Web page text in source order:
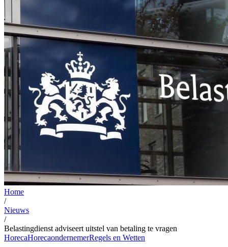
Home
/
Nieuws
/
Belastingdienst adviseert uitstel van betaling te vragen
HorecaHorecaondernemerRegels en Wetten